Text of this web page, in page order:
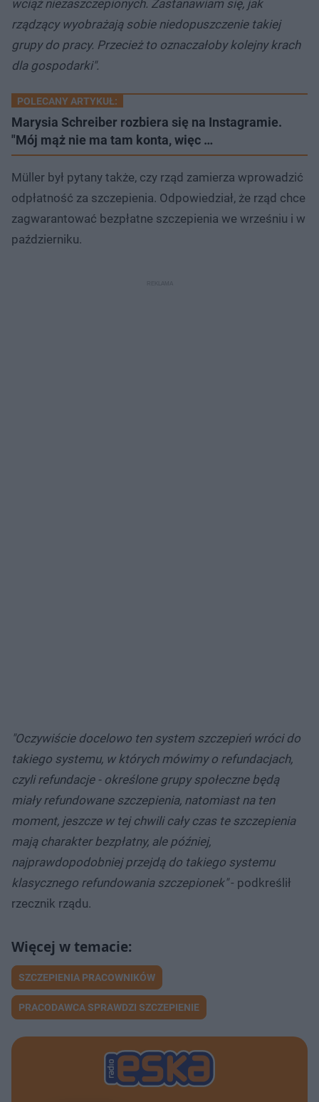
wciąż niezaszczepionych. Zastanawiam się, jak
rządzący wyobrażają sobie niedopuszczenie takiej
grupy do pracy. Przecież to oznaczałoby kolejny krach
dla gospodarki".
POLECANY ARTYKUŁ:
Marysia Schreiber rozbiera się na Instagramie.
"Mój mąż nie ma tam konta, więc …
Müller był pytany także, czy rząd zamierza wprowadzić
odpłatność za szczepienia. Odpowiedział, że rząd chce
zagwarantować bezpłatne szczepienia we wrześniu i w
październiku.
"Oczywiście docelowo ten system szczepień wróci do
takiego systemu, w których mówimy o refundacjach,
czyli refundacje - określone grupy społeczne będą
miały refundowane szczepienia, natomiast na ten
moment, jeszcze w tej chwili cały czas te szczepienia
mają charakter bezpłatny, ale później,
najprawdopodobniej przejdą do takiego systemu
klasycznego refundowania szczepionek"- podkreślił
rzecznik rządu.
SZCZEPIENIA PRACOWNIKÓW
PRACODAWCA SPRAWDZI SZCZEPIENIE